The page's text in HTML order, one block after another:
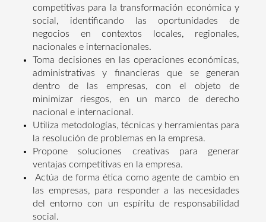
competitivas para la transformación económica y
social, identificando las oportunidades de
negocios en contextos locales, regionales,
nacionales e internacionales.
Toma decisiones en las operaciones económicas,
administrativas y financieras que se generan
dentro de las empresas, con el objeto de
minimizar riesgos, en un marco de derecho
nacional e internacional.
Utiliza metodologías, técnicas y herramientas para
la resolución de problemas en la empresa.
Propone soluciones creativas para generar
ventajas competitivas en la empresa.
Actúa de forma ética como agente de cambio en
las empresas, para responder a las necesidades
del entorno con un espíritu de responsabilidad
social.